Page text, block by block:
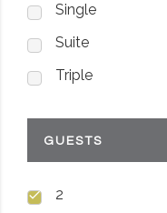
Single
Suite
Triple
GUESTS
2